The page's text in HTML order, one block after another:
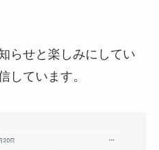
らせと楽しみにしてい
しています。